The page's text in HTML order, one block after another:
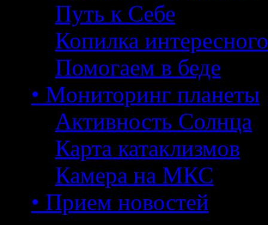
Путь к Себе
Копилка интересного
Помогаем в беде
• Мониторинг планеты
Активность Солнца
Карта катаклизмов
Камера на МКС
• Прием новостей